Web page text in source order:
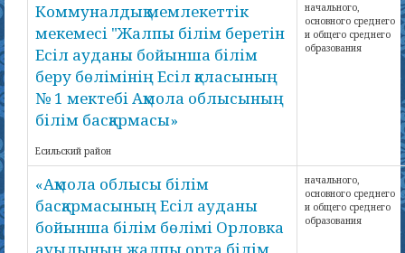
Коммуналдық мемлекеттік
мекемесі "Жалпы білім беретін
Есіл ауданы бойынша білім
беру бөлімінің Есіл қаласының
№ 1 мектебі Ақмола облысының
білім басқармасы»
Есильский район
начального,
основного среднего
и общего среднего
образования
«Ақмола облысы білім
басқармасының Есіл ауданы
бойынша білім бөлімі Орловка
начального,
основного среднего
и общего среднего
образования